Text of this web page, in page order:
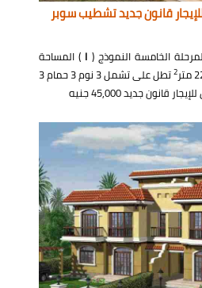
قانون جديد تشطيب سوبر
الخامسة النموذج ( I ) المساحة
2
تطل على تشمل 3 نوم 3 حمام 3
جديد 45,000 جنيه